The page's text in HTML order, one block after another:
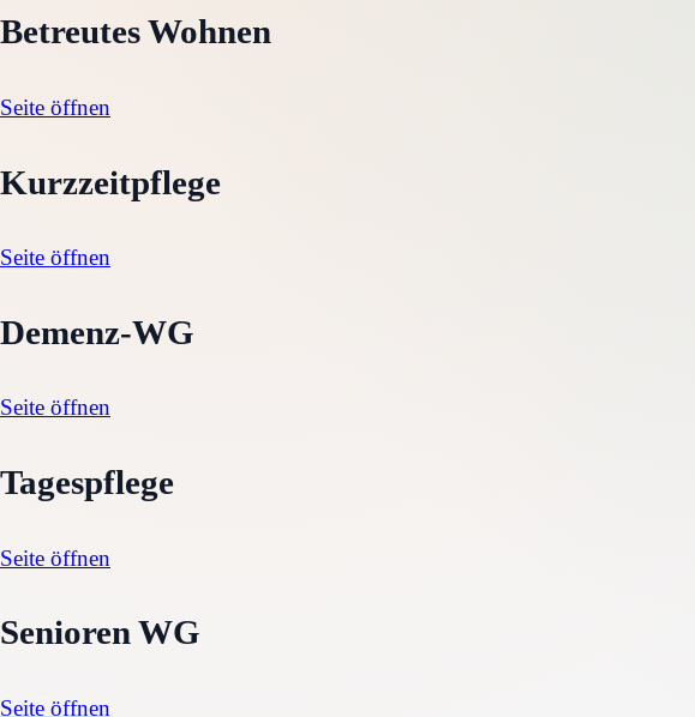
Betreutes Wohnen
Seite öffnen
Kurzzeitpflege
Seite öffnen
Demenz-WG
Seite öffnen
Tagespflege
Seite öffnen
Senioren WG
Seite öffnen